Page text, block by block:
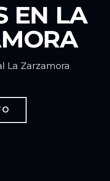
EN LA
La Zarzamora